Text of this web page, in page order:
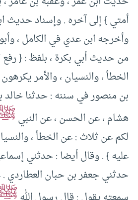
أمتي } إلى آخره . وإسناد
وأخرجه ابن عدي في الكامل ،
من حديث أبي بكرة ، بلفظ : { رفع
الخطأ ، والنسيان ، والأمر
بن منصور في سننه : حدثنا خالد
هشام ، عن الحسن ، عن النبي
لكم عن ثلاث : عن الخطأ ،
عليه } . وقال أيضا : حدثني
حدثني جعفر بن حبان العطاردي